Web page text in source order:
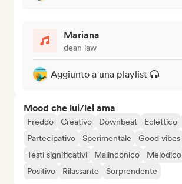
Mariana
dean law
Aggiunto a una playlist
Mood che lui/lei ama
Freddo Creativo Downbeat Eclettico
Partecipativo
Sperimentale Good vibes
Testi significativi
Malinconico Melodico
Positivo
Rilassante Sorprendente